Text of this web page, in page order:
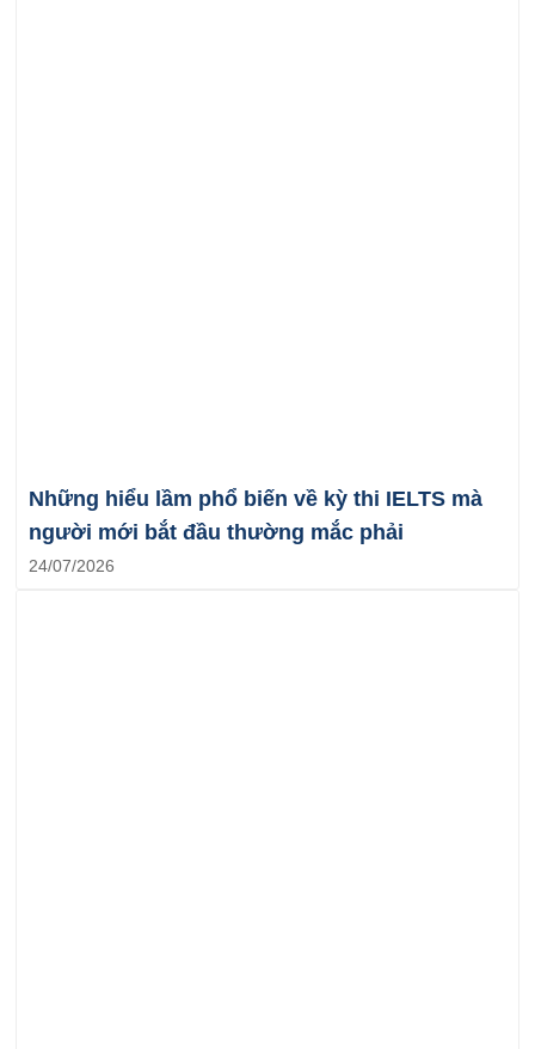
Những hiểu lầm phổ biến về kỳ thi IELTS mà
người mới bắt đầu thường mắc phải
24/07/2026